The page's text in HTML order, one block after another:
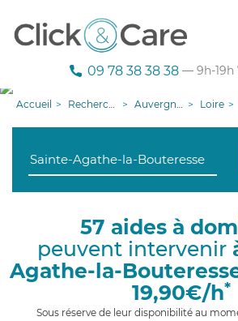
09 78 38 38 38 — 9h-19h
Accueil Recherche aide à domicile Auvergne-Rhône-Alpes Loire
57 aides à
peuvent intervenir
Agathe-la-
19,90€/h*
Sous réserve de leur disponibilité au